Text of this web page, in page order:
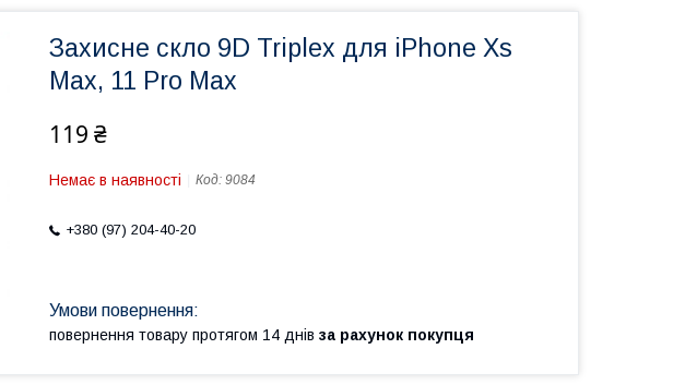
Захисне скло 9D Triplex для iPhone Xs
Max, 11 Pro Max
119 ₴
Немає в наявності Код: 9084
+380 (97) 204-40-20
повернення товару протягом 14 днів за рахунок покупця